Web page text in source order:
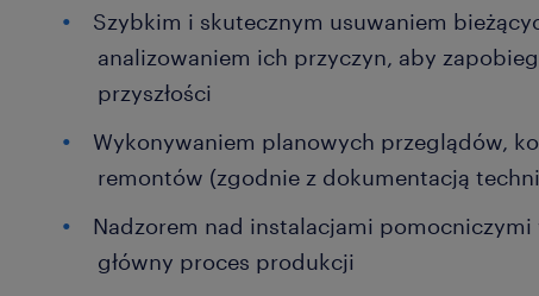
Szybkim i skutecznym usuwaniem
analizowaniem ich przyczyn, aby
przyszłości
Wykonywaniem planowych przeglądów,
remontów (zgodnie z dokumentacją
Nadzorem nad instalacjami pomocniczymi
główny proces produkcji